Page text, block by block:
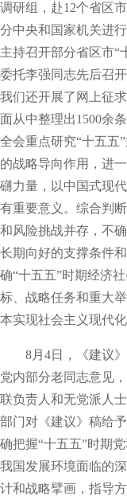
调研组，赴12个省区
分中央和国家机关进
主持召开部分省区市“
委托李强同志先后召
我们还开展了网上征
面从中整理出1500余
全会重点研究“十五五
的战略导向作用，进
礴力量，以中国式现
有重要意义。综合判
和风险挑战并存，不
长期向好的支撑条件
确“十五五”时期经济
标、战略任务和重大
本实现社会主义现代
8月4日，《建议》
党内部分老同志意见
联负责人和无党派人
部门对《建议》稿给
确把握“十五五”时期
我国发展环境面临的
计和战略擘画，指导